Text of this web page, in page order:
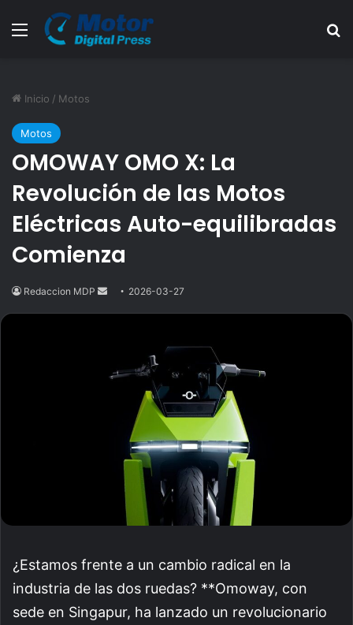
Menú
Inicio / Motos
Motos
OMOWAY OMO X: La
Revolución de las Motos
Eléctricas Auto-equilibradas
Comienza
Redaccion MDP
Send2026-03-27
¿Estamos frente a un cambio radical en la
industria de las dos ruedas? **Omoway, con
sede en Singapur, ha lanzado un revolucionario